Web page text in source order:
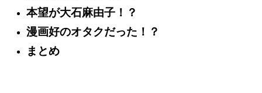
本望が大石麻由子！？
漫画好のオタクだった！？
まとめ